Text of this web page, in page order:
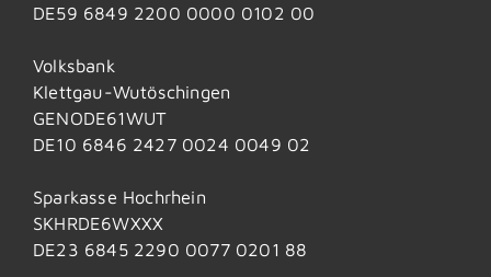
DE59 6849 2200 0000 0102 00
Volksbank
Klettgau-Wutöschingen
GENODE61WUT
DE10 6846 2427 0024 0049 02
Sparkasse Hochrhein
SKHRDE6WXXX
DE23 6845 2290 0077 0201 88